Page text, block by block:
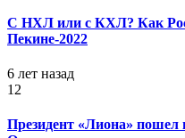
С НХЛ или с КХЛ? Как
Пекине-2022
6 лет назад
12
Президент «Лиона»